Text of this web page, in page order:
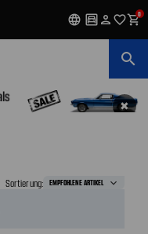
language garage person favorite_outlineshopping_cart0
search
✖
Sortierung: